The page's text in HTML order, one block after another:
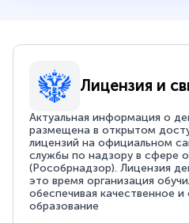
Лицензия и
Актуальная информация о
размещена в открытом
лицензий на официальном
службы по надзору в сфере
(Рособрнадзор). Лицензия
это время организация
обеспечивая качественное
образование